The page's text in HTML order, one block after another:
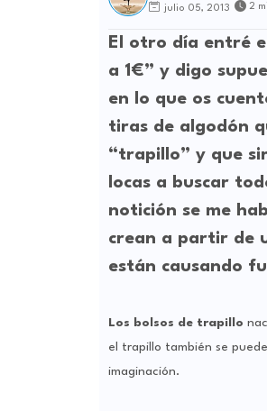
julio 05, 2013 2
El otro día entré
a 1€” y digo
en lo que os
tiras de algodón
“trapillo” y que
locas a buscar
notición se me
crean a partir de
están causando
Los bolsos de trapillo
el trapillo también se
imaginación.